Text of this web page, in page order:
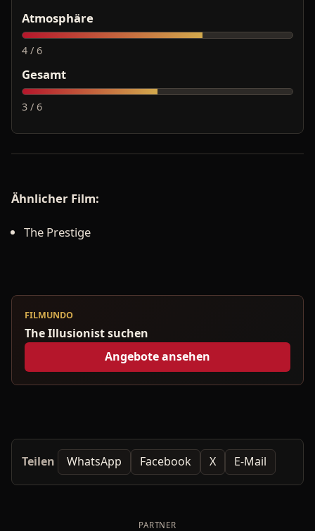
Atmosphäre
4 / 6
Gesamt
3 / 6
Ähnlicher Film:
The Prestige
FILMUNDO
The Illusionist suchen
Angebote ansehen
Teilen WhatsApp Facebook X E-Mail
PARTNER